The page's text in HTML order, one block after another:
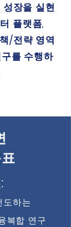
장을 실현
플랫폼,
/전략 영역
를 수행하
도하는
복합 연구